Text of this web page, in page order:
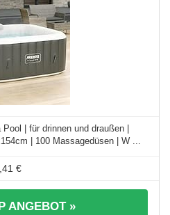
| für drinnen und draußen |
| 100 Massagedüsen | W ...
€
ANGEBOT »